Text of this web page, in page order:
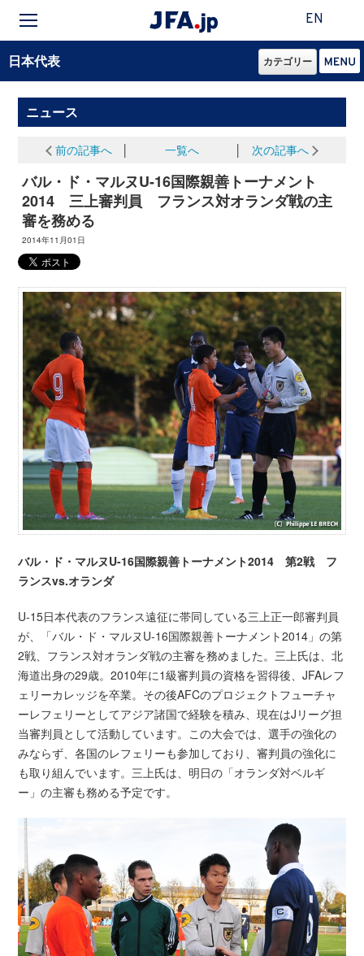
EN
日本代表 カテゴリー
ニュース
前の記事へ 一覧へ 次の記事へ
バル・ド・マルヌU-16国際親善トーナメント
2014 三上審判員 フランス対オランダ戦の主
審を務める
2014年11月01日
バル・ド・マルヌU-16国際親善トーナメント2014 第2戦 フ
ランスvs.オランダ
U-15日本代表のフランス遠征に帯同している三上正一郎審判員
が、「バル・ド・マルヌU-16国際親善トーナメント2014」の第
2戦、フランス対オランダ戦の主審を務めました。三上氏は、北
海道出身の29歳。2010年に1級審判員の資格を習得後、JFAレフ
ェリーカレッジを卒業。その後AFCのプロジェクトフューチャ
ーレフェリーとしてアジア諸国で経験を積み、現在はJリーグ担
当審判員として活動しています。この大会では、選手の強化の
みならず、各国のレフェリーも参加しており、審判員の強化に
も取り組んでいます。三上氏は、明日の「オランダ対ベルギ
ー」の主審も務める予定です。